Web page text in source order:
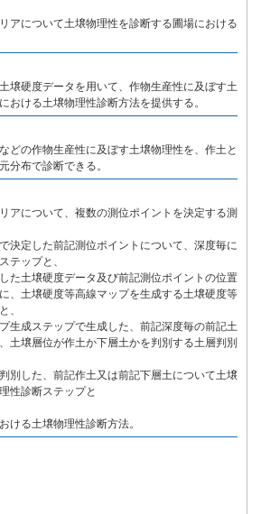
アについて土壌物理性を診断する圃場における
壌硬度データを用いて、作物生産性に及ぼす土
おける土壌物理性診断方法を提供する。
どの作物生産性に及ぼす土壌物理性を、作土と
分布で診断できる。
アについて、複数の測位ポイントを決定する測
決定した前記測位ポイントについて、深度毎に
テップと、
た土壌硬度データ及び前記測位ポイントの位置
、土壌硬度等高線マップを生成する土壌硬度等
、
生成ステップで生成した、前記深度毎の前記土
土壌層位が作土か下層土かを判別する土層判別
別した、前記作土又は前記下層土について土壌
性診断ステップと
ける土壌物理性診断方法。